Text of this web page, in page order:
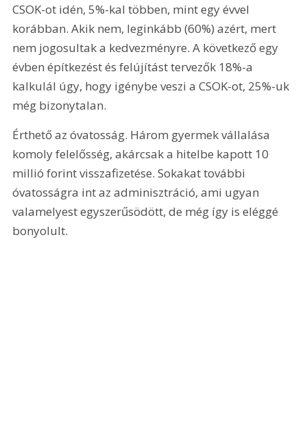
CSOK-ot idén, 5%-kal többen, mint egy évvel
korábban. Akik nem, leginkább (60%) azért, mert
nem jogosultak a kedvezményre. A következő egy
évben építkezést és felújítást tervezők 18%-a
kalkulál úgy, hogy igénybe veszi a CSOK-ot, 25%-uk
még bizonytalan.
Érthető az óvatosság. Három gyermek vállalása
komoly felelősség, akárcsak a hitelbe kapott 10
millió forint visszafizetése. Sokakat további
óvatosságra int az adminisztráció, ami ugyan
valamelyest egyszerűsödött, de még így is eléggé
bonyolult.